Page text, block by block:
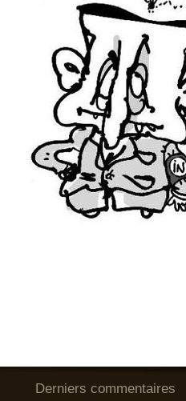
Derniers commentaires